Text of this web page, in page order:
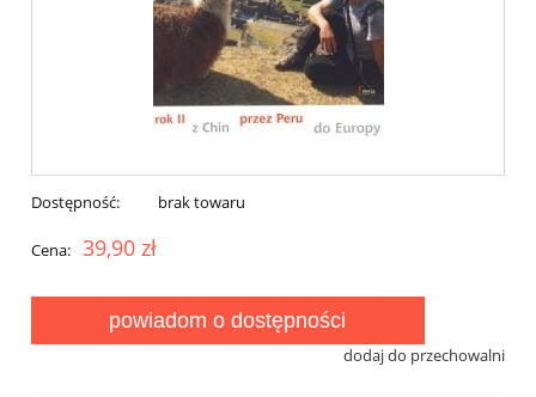
Dostępność: brak towaru
Cena: 39,90 zł
powiadom o dostępności
dodaj do przechowalni